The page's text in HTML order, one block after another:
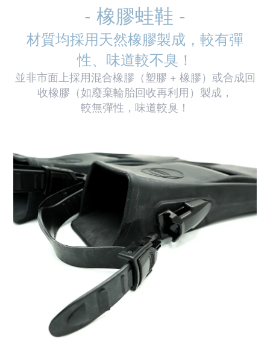
- 橡膠蛙鞋 -
材質均採用天然橡膠製成，較有彈
性、味道較不臭！
並非市面上採用混合橡膠（塑膠 + 橡膠）或合成回
收橡膠（如廢棄輪胎回收再利用）製成，
較無彈性，味道較臭！